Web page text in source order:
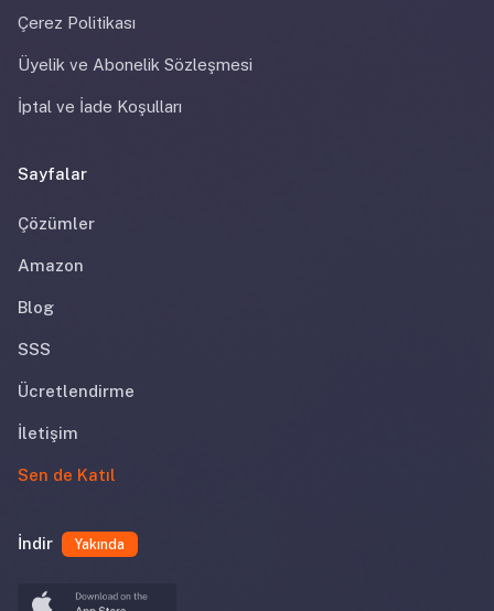
Çerez Politikası
Üyelik ve Abonelik Sözleşmesi
İptal ve İade Koşulları
Sayfalar
Çözümler
Amazon
Blog
SSS
Ücretlendirme
İletişim
Sen de Katıl
İndir Yakında